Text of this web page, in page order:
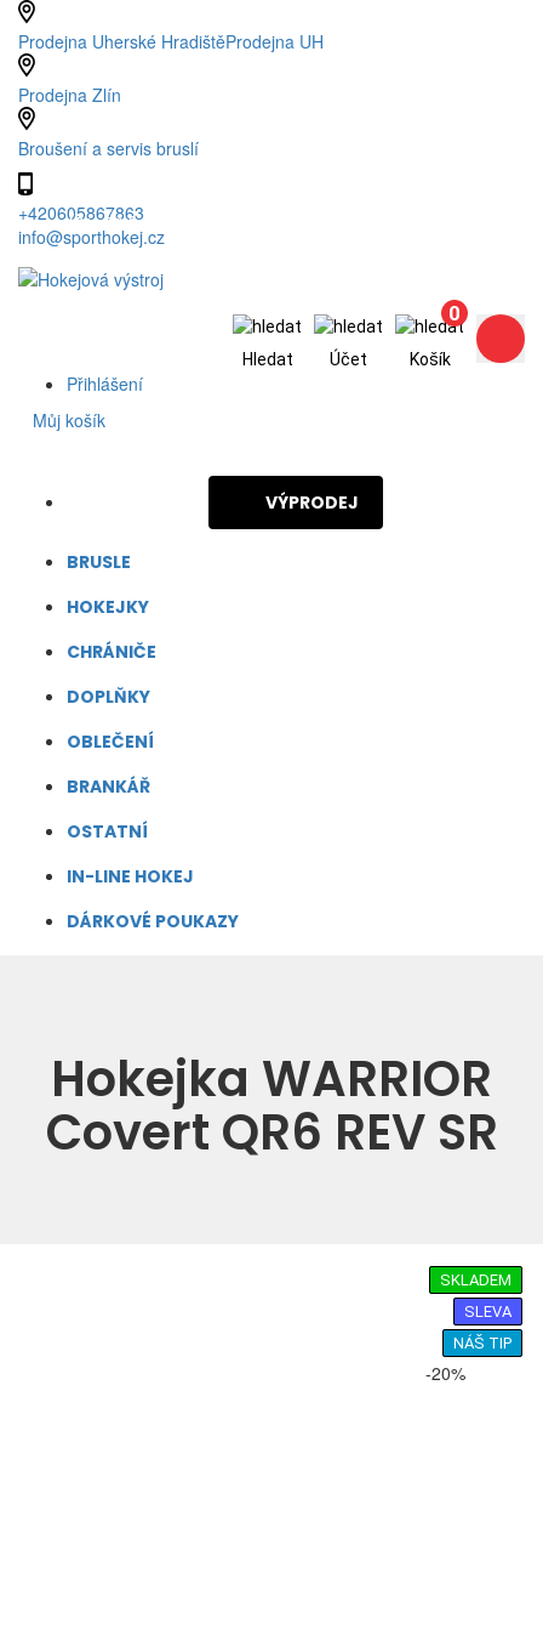
Prodejna Uherské HradištěProdejna UH
Prodejna Zlín
Broušení a servis bruslí
+420605867863
(Po – Pá: 8 - 17h)
info@sporthokej.cz
Hledat Účet
0
Košík
Přihlášení
Můj košík
VÝPRODEJ
BRUSLE
HOKEJKY
CHRÁNIČE
DOPLŇKY
OBLEČENÍ
BRANKÁŘ
OSTATNÍ
IN-LINE HOKEJ
DÁRKOVÉ POUKAZY
Hokejka WARRIOR
Covert QR6 REV SR
SKLADEM
SLEVA
NÁŠ TIP
-20%